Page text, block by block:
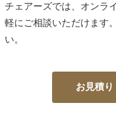
チェアーズでは、オンラ
軽にご相談いただけます
い。
お見積り